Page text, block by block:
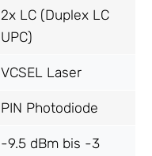
2x LC (Duplex LC
UPC)
VCSEL Laser
PIN Photodiode
-9.5 dBm bis -3